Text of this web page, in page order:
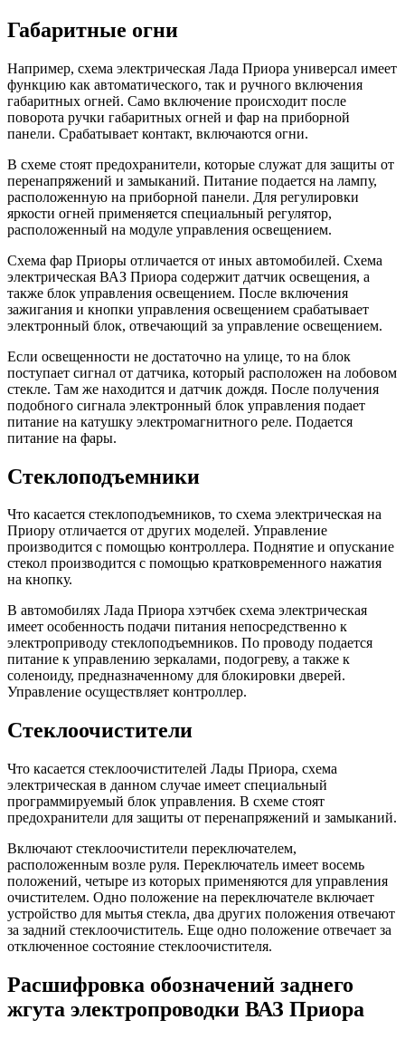
Габаритные огни
Например, схема электрическая Лада Приора универсал имеет
функцию как автоматического, так и ручного включения
габаритных огней. Само включение происходит после
поворота ручки габаритных огней и фар на приборной
панели. Срабатывает контакт, включаются огни.
В схеме стоят предохранители, которые служат для защиты от
перенапряжений и замыканий. Питание подается на лампу,
расположенную на приборной панели. Для регулировки
яркости огней применяется специальный регулятор,
расположенный на модуле управления освещением.
Схема фар Приоры отличается от иных автомобилей. Схема
электрическая ВАЗ Приора содержит датчик освещения, а
также блок управления освещением. После включения
зажигания и кнопки управления освещением срабатывает
электронный блок, отвечающий за управление освещением.
Если освещенности не достаточно на улице, то на блок
поступает сигнал от датчика, который расположен на лобовом
стекле. Там же находится и датчик дождя. После получения
подобного сигнала электронный блок управления подает
питание на катушку электромагнитного реле. Подается
питание на фары.
Стеклоподъемники
Что касается стеклоподъемников, то схема электрическая на
Приору отличается от других моделей. Управление
производится с помощью контроллера. Поднятие и опускание
стекол производится с помощью кратковременного нажатия
на кнопку.
В автомобилях Лада Приора хэтчбек схема электрическая
имеет особенность подачи питания непосредственно к
электроприводу стеклоподъемников. По проводу подается
питание к управлению зеркалами, подогреву, а также к
соленоиду, предназначенному для блокировки дверей.
Управление осуществляет контроллер.
Стеклоочистители
Что касается стеклоочистителей Лады Приора, схема
электрическая в данном случае имеет специальный
программируемый блок управления. В схеме стоят
предохранители для защиты от перенапряжений и замыканий.
Включают стеклоочистители переключателем,
расположенным возле руля. Переключатель имеет восемь
положений, четыре из которых применяются для управления
очистителем. Одно положение на переключателе включает
устройство для мытья стекла, два других положения отвечают
за задний стеклоочиститель. Еще одно положение отвечает за
отключенное состояние стеклоочистителя.
Расшифровка обозначений заднего
жгута электропроводки ВАЗ Приора